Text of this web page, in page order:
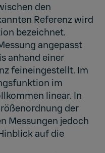
den
Referenz wird
bezeichnet.
angepasst
anhand einer
feineingestellt. Im
im
linear. In
der
Messungen jedoch
auf die